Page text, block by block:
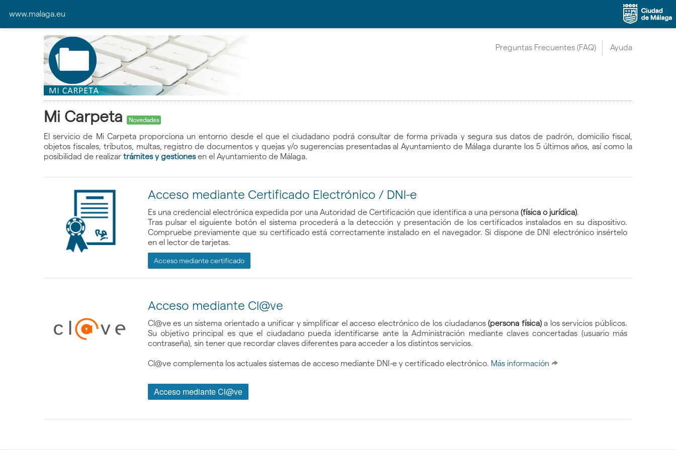
www.malaga.eu
Preguntas Frecuentes (FAQ) Ayuda
Mi Carpeta Novedades
El servicio de Mi Carpeta proporciona un entorno desde el que el ciudadano podrá consultar de forma privada y segura sus datos de padrón, domicilio fiscal,
objetos fiscales, tributos, multas, registro de documentos y quejas y/o sugerencias presentadas al Ayuntamiento de Málaga durante los 5 últimos años, así como la
posibilidad de realizar trámites y gestionesen el Ayuntamiento de Málaga.
Acceso mediante Certificado Electrónico / DNI-e
Es una credencial electrónica expedida por una Autoridad de Certificación que identifica a una persona (física o jurídica).
Tras pulsar el siguiente botón el sistema procederá a la detección y presentación de los certificados instalados en su dispositivo.
Compruebe previamente que su certificado está correctamente instalado en el navegador. Si dispone de DNI electrónico insértelo
en el lector de tarjetas.
Acceso mediante certificado
Acceso mediante Cl@ve
Cl@ve es un sistema orientado a unificar y simplificar el acceso electrónico de los ciudadanos(persona física)a los servicios públicos.
Su objetivo principal es que el ciudadano pueda identificarse ante la Administración mediante claves concertadas (usuario más
contraseña), sin tener que recordar claves diferentes para acceder a los distintos servicios.
Cl@ve complementa los actuales sistemas de acceso mediante DNI-e y certificado electrónico. Más información